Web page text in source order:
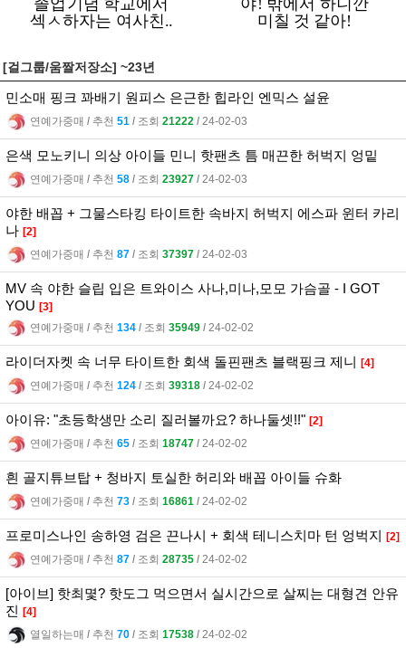
[걸그룹/움짤저장소] ~23년
민소매 핑크 꽈배기 원피스 은근한 힙라인 엔믹스 설윤
연예가중매 l 추천 51 l 조회 21222 l 24-02-03
은색 모노키니 의상 아이들 민니 핫팬츠 틈 매끈한 허벅지 엉밑
연예가중매 l 추천 58 l 조회 23927 l 24-02-03
야한 배꼽 + 그물스타킹 타이트한 속바지 허벅지 에스파 윈터 카리
나 [2]
연예가중매 l 추천 87 l 조회 37397 l 24-02-03
MV 속 야한 슬립 입은 트와이스 사나,미나,모모 가슴골 - I GOT
YOU [3]
연예가중매 l 추천 134 l 조회 35949 l 24-02-02
라이더자켓 속 너무 타이트한 회색 돌핀팬츠 블랙핑크 제니 [4]
연예가중매 l 추천 124 l 조회 39318 l 24-02-02
아이유: "초등학생만 소리 질러볼까요? 하나둘셋!!" [2]
연예가중매 l 추천 65 l 조회 18747 l 24-02-02
흰 골지튜브탑 + 청바지 토실한 허리와 배꼽 아이들 슈화
연예가중매 l 추천 73 l 조회 16861 l 24-02-02
프로미스나인 송하영 검은 끈나시 + 회색 테니스치마 턴 엉벅지 [2]
연예가중매 l 추천 87 l 조회 28735 l 24-02-02
[아이브] 핫최몇? 핫도그 먹으면서 실시간으로 살찌는 대형견 안유
진 [4]
열일하는매 l 추천 70 l 조회 17538 l 24-02-02